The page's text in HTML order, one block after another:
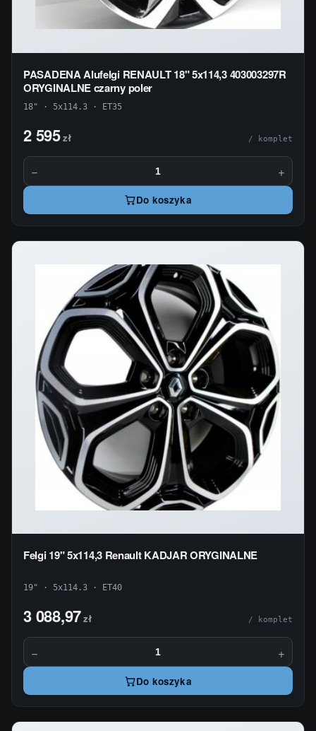
PASADENA Alufelgi RENAULT 18" 5x114,3 403003297R
ORYGINALNE czarny poler
18" · 5x114.3 · ET35
2 595zł / komplet
− +
Do koszyka
Felgi 19" 5x114,3 Renault KADJAR ORYGINALNE
19" · 5x114.3 · ET40
3 088,97zł / komplet
− +
Do koszyka